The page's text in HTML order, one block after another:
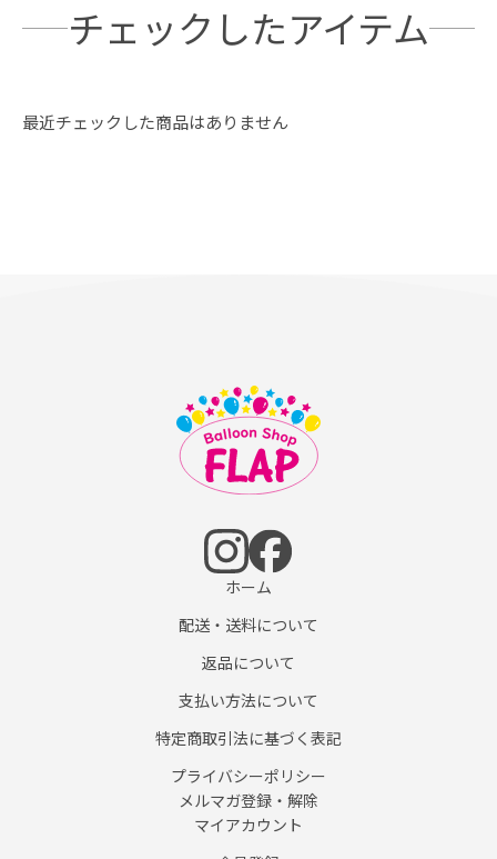
チェックしたアイテム
最近チェックした商品はありません
ホーム
配送・送料について
返品について
支払い方法について
特定商取引法に基づく表記
プライバシーポリシー
メルマガ登録・解除
マイアカウント